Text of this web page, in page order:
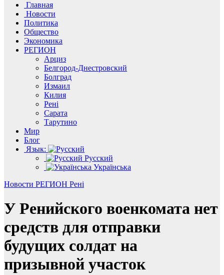
Главная
Новости
Политика
Общество
Экономика
РЕГИОН
Арциз
Белгород-Днестровский
Болград
Измаил
Килия
Рені
Сарата
Тарутино
Мир
Блог
Язык:
Русский
Українська
Новости РЕГИОН Рені
У Ренийского военкомата нет
средств для отправки
будущих солдат на
призывной участок